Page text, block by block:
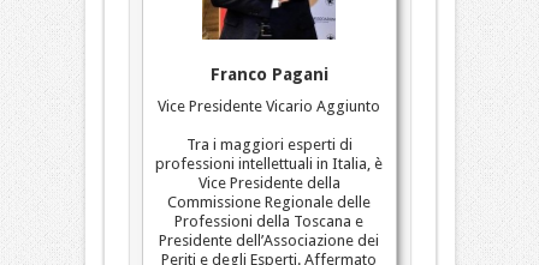
Franco Pagani
Vice Presidente Vicario Aggiunto
Tra i maggiori esperti di
professioni intellettuali in Italia, è
Vice Presidente della
Commissione Regionale delle
Professioni della Toscana e
Presidente dell’Associazione dei
Periti e degli Esperti. Affermato